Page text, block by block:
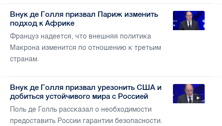
Внук де Голля призвал Париж изменить
подход к Африке
Француз надеется, что внешняя политика
Макрона изменится по отношению к третьим
странам.
Внук де Голля призвал урезонить США и
добиться устойчивого мира с Россией
Поль де Голль рассказал о необходимости
предоставить России гарантии безопасности.